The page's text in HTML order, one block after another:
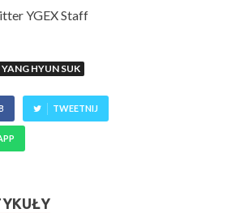
YGEX Staff
YANG HYUN SUK
TWEETNIJ